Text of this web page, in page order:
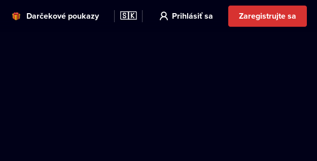
Darčekové poukazy 🇸🇰 Prihlásiť sa Zaregistrujte sa